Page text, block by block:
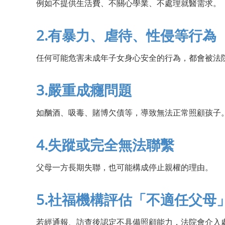
例如不提供生活費、不關心學業、不處理就醫需求。
2.有暴力、虐待、性侵等行為
任何可能危害未成年子女身心安全的行為，都會被法
3.嚴重成癮問題
如酗酒、吸毒、賭博欠債等，導致無法正常照顧孩子。
4.失蹤或完全無法聯繫
父母一方長期失聯，也可能構成停止親權的理由。
5.社福機構評估「不適任父母」
若經通報、訪查後認定不具備照顧能力，法院會介入